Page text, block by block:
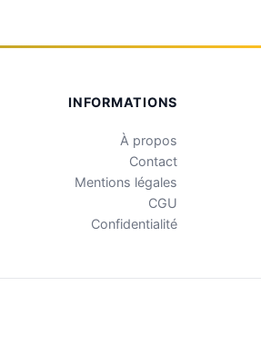
INFORMATIONS
À propos
Contact
Mentions légales
CGU
Confidentialité